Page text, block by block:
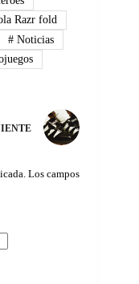
Razr fold
# Noticias
Los campos